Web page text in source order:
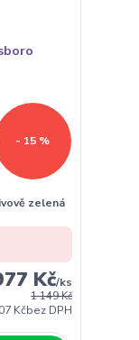
- 15 %
zelená
1 149 Kč
Kč/ks
Kčbez DPH